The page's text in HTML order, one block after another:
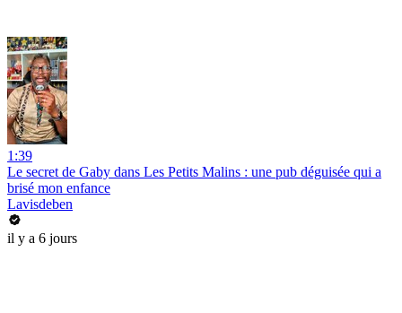
1:39
Le secret de Gaby dans Les Petits Malins : une pub déguisée qui a
brisé mon enfance
Lavisdeben
il y a 6 jours